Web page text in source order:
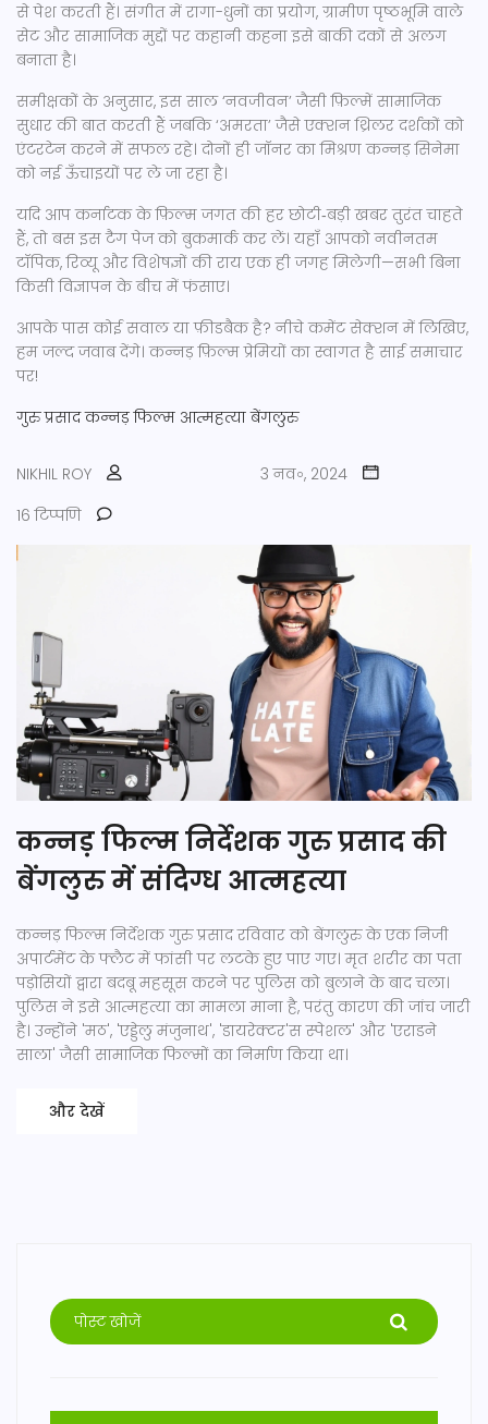
से पेश करती हैं। संगीत में रागा-धुनों का प्रयोग, ग्रामीण पृष्ठभूमि वाले
सेट और सामाजिक मुद्दों पर कहानी कहना इसे बाकी दकों से अलग
बनाता है।
समीक्षकों के अनुसार, इस साल ‘नवजीवन’ जैसी फ़िल्में सामाजिक
सुधार की बात करती हैं जबकि ‘अमरता’ जैसे एक्शन थ्रिलर दर्शकों को
एंटरटेन करने में सफल रहे। दोनों ही जॉनर का मिश्रण कन्नड़ सिनेमा
को नई ऊँचाइयों पर ले जा रहा है।
यदि आप कर्नाटक के फ़िल्म जगत की हर छोटी‑बड़ी खबर तुरंत चाहते
हैं, तो बस इस टैग पेज को बुकमार्क कर लें। यहाँ आपको नवीनतम
टॉपिक, रिव्यू और विशेषज्ञों की राय एक ही जगह मिलेगी—सभी बिना
किसी विज्ञापन के बीच में फंसाए।
आपके पास कोई सवाल या फ़ीडबैक है? नीचे कमेंट सेक्शन में लिखिए,
हम जल्द जवाब देंगे। कन्नड़ फ़िल्म प्रेमियों का स्वागत है साई समाचार
पर!
गुरु प्रसाद कन्नड़ फिल्म आत्महत्या बेंगलुरु
NIKHIL ROY
3 नव॰, 2024
16 टिप्पणि
कन्नड़ फिल्म निर्देशक गुरु प्रसाद की
बेंगलुरु में संदिग्ध आत्महत्या
कन्नड़ फिल्म निर्देशक गुरु प्रसाद रविवार को बेंगलुरु के एक निजी
अपार्टमेंट के फ्लैट में फांसी पर लटके हुए पाए गए। मृत शरीर का पता
पड़ोसियों द्वारा बदबू महसूस करने पर पुलिस को बुलाने के बाद चला।
पुलिस ने इसे आत्महत्या का मामला माना है, परंतु कारण की जांच जारी
है। उन्होंने 'मठ', 'एड्डेलु मंजुनाथ', 'डायरेक्टर'स स्पेशल' और 'एराडने
साला' जैसी सामाजिक फिल्मों का निर्माण किया था।
और देखें